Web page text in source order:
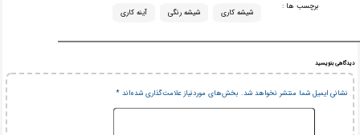
برچسب ها :
آینه کاری شیشه رنگی شیشه کاری
دیدگاهی بنویسید
نشانی ایمیل شما منتشر نخواهد شد. بخش‌های موردنیاز علامت‌گذاری شده‌اند*